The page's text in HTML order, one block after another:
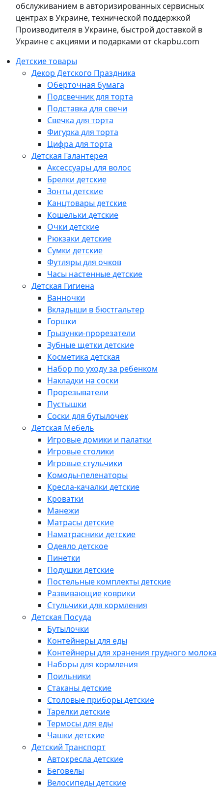
обслуживанием в авторизированных сервисных
центрах в Украине, технической поддержкой
Производителя в Украине, быстрой доставкой в
Украине с акциями и подарками от ckapbu.com
Детские товары
Декор Детского Праздника
Оберточная бумага
Подсвечник для торта
Подставка для свечи
Свечка для торта
Фигурка для торта
Цифра для торта
Детская Галантерея
Аксессуары для волос
Брелки детские
Зонты детские
Канцтовары детские
Кошельки детские
Очки детские
Рюкзаки детские
Сумки детские
Футляры для очков
Часы настенные детские
Детская Гигиена
Ванночки
Вкладыши в бюстгальтер
Горшки
Грызунки-прорезатели
Зубные щетки детские
Косметика детская
Набор по уходу за ребенком
Накладки на соски
Прорезыватели
Пустышки
Соски для бутылочек
Детская Мебель
Игровые домики и палатки
Игровые столики
Игровые стульчики
Комоды-пеленаторы
Кресла-качалки детские
Кроватки
Манежи
Матрасы детские
Наматрасники детские
Одеяло детское
Пинетки
Подушки детские
Постельные комплекты детские
Развивающие коврики
Стульчики для кормления
Детская Посуда
Бутылочки
Контейнеры для еды
Контейнеры для хранения грудного молока
Наборы для кормления
Поильники
Стаканы детские
Столовые приборы детские
Тарелки детские
Термосы для еды
Чашки детские
Детский Транспорт
Автокресла детские
Беговелы
Велосипеды детские